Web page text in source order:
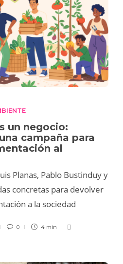
un negocio:
campaña para
al
Planas, Pablo Bustinduy y
concretas para devolver
a la sociedad
0 4 min